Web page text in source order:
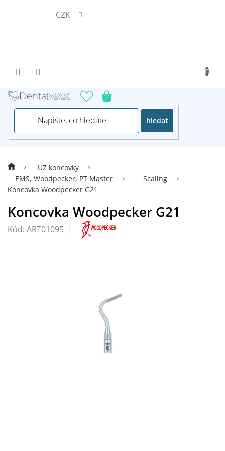
CZK
hledat
UZ koncovky
EMS, Woodpecker, PT Master
Scaling
Koncovka Woodpecker G21
Koncovka Woodpecker G21
Kód: ART01095